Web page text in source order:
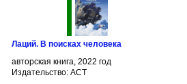
Лаций. В поисках человека
авторская книга, 2022 год
Издательство: АСТ